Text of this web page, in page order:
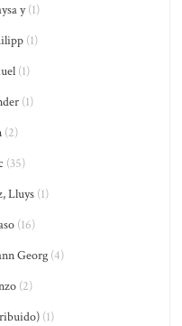
y(1)
(1)
(1)
(1)
(2)
(35)
Lluys(1)
(16)
Georg (4)
(2)
(1)